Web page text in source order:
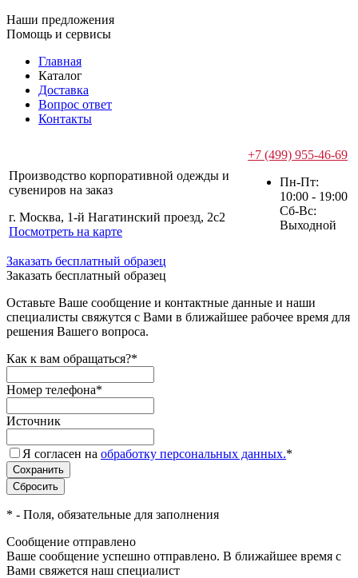
Наши предложения
Помощь и сервисы
Главная
Каталог
Доставка
Вопрос ответ
Контакты
Производство корпоративной одежды и
сувениров на заказ
г. Москва, 1-й Нагатинский проезд, 2с2
Посмотреть на карте
+7 (499) 955-46-69
Пн-Пт:
10:00 - 19:00
Сб-Вс:
Выходной
Заказать бесплатный образец
Заказать бесплатный образец
Оставьте Ваше сообщение и контактные данные и наши
специалисты свяжутся с Вами в ближайшее рабочее время для
решения Вашего вопроса.
Как к вам обращаться?*
Номер телефона*
Источник
Я согласен на обработку персональных данных.*
* - Поля, обязательные для заполнения
Сообщение отправлено
Ваше сообщение успешно отправлено. В ближайшее время с
Вами свяжется наш специалист